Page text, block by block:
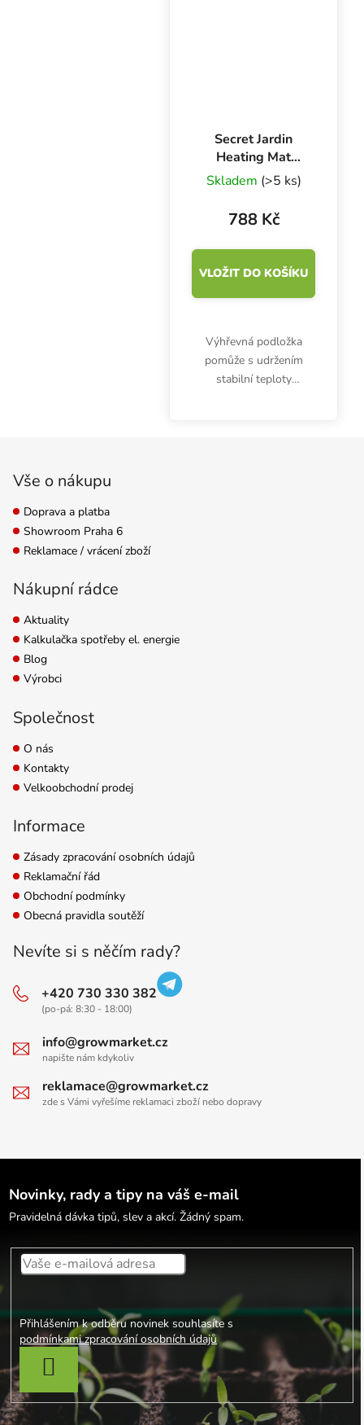
Secret Jardin
Heating Mat
55x35 cm 20W,
výhřevná podložka
Skladem (>5 ks)
788 Kč
VLOŽIT DO KOŠÍKU
Výhřevná podložka
pomůže s udržením
stabilní teploty
Vše o nákupu
Doprava a platba
Showroom Praha 6
Reklamace / vrácení zboží
Nákupní rádce
Aktuality
Kalkulačka spotřeby el. energie
Blog
Výrobci
Společnost
O nás
Kontakty
Velkoobchodní prodej
Informace
Zásady zpracování osobních údajů
Reklamační řád
Obchodní podmínky
Obecná pravidla soutěží
Nevíte si s něčím rady?
+420 730 330 382
(po-pá: 8:30 - 18:00)
info@growmarket.cz
napište nám kdykoliv
reklamace@growmarket.cz
zde s Vámi vyřešíme reklamaci zboží nebo dopravy
Novinky, rady a tipy na váš e-mail
Pravidelná dávka tipů, slev a akcí. Žádný spam.
Přihlášením k odběru novinek souhlasíte s
podmínkami zpracování osobních údajů
PŘIHLÁSIT SE